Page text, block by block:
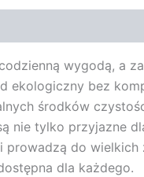
wygodą, a
ekologiczny bez
środków
nie tylko przyjazne
prowadzą do
dla każdego.